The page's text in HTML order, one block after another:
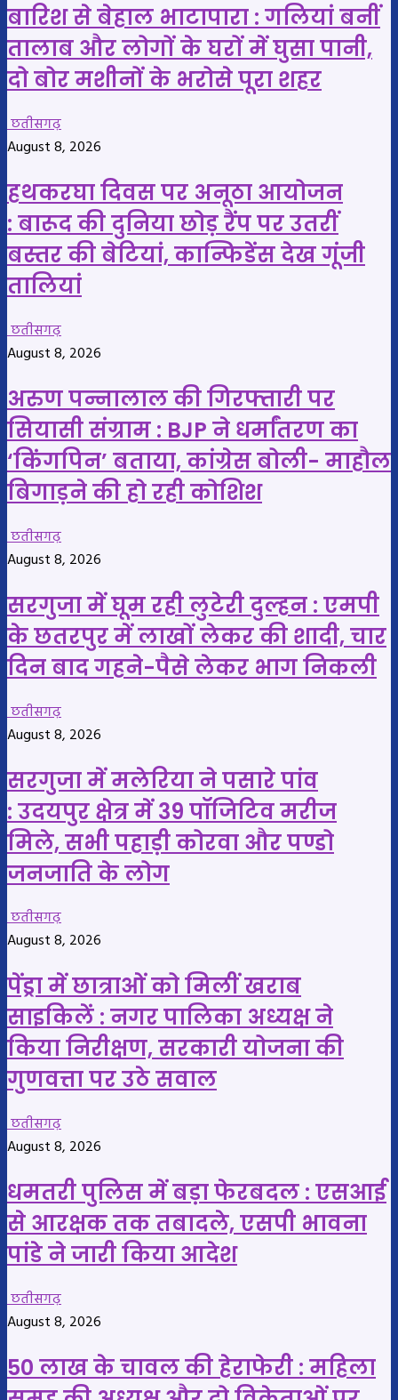
बारिश से बेहाल भाटापारा : गलियां बनीं
तालाब और लोगों के घरों में घुसा पानी,
दो बोर मशीनों के भरोसे पूरा शहर
छतीसगढ़
August 8, 2026
हथकरघा दिवस पर अनूठा आयोजन
: बारूद की दुनिया छोड़ रैंप पर उतरीं
बस्तर की बेटियां, कान्फिडेंस देख गूंजी
तालियां
छतीसगढ़
August 8, 2026
अरुण पन्नालाल की गिरफ्तारी पर
सियासी संग्राम : BJP ने धर्मांतरण का
‘किंगपिन’ बताया, कांग्रेस बोली- माहौल
बिगाड़ने की हो रही कोशिश
छतीसगढ़
August 8, 2026
सरगुजा में घूम रही लुटेरी दुल्हन : एमपी
के छतरपुर में लाखों लेकर की शादी, चार
दिन बाद गहने-पैसे लेकर भाग निकली
छतीसगढ़
August 8, 2026
सरगुजा में मलेरिया ने पसारे पांव
: उदयपुर क्षेत्र में 39 पॉजिटिव मरीज
मिले, सभी पहाड़ी कोरवा और पण्डो
जनजाति के लोग
छतीसगढ़
August 8, 2026
पेंड्रा में छात्राओं को मिलीं खराब
साइकिलें : नगर पालिका अध्यक्ष ने
किया निरीक्षण, सरकारी योजना की
गुणवत्ता पर उठे सवाल
छतीसगढ़
August 8, 2026
धमतरी पुलिस में बड़ा फेरबदल : एसआई
से आरक्षक तक तबादले, एसपी भावना
पांडे ने जारी किया आदेश
छतीसगढ़
August 8, 2026
50 लाख के चावल की हेराफेरी : महिला